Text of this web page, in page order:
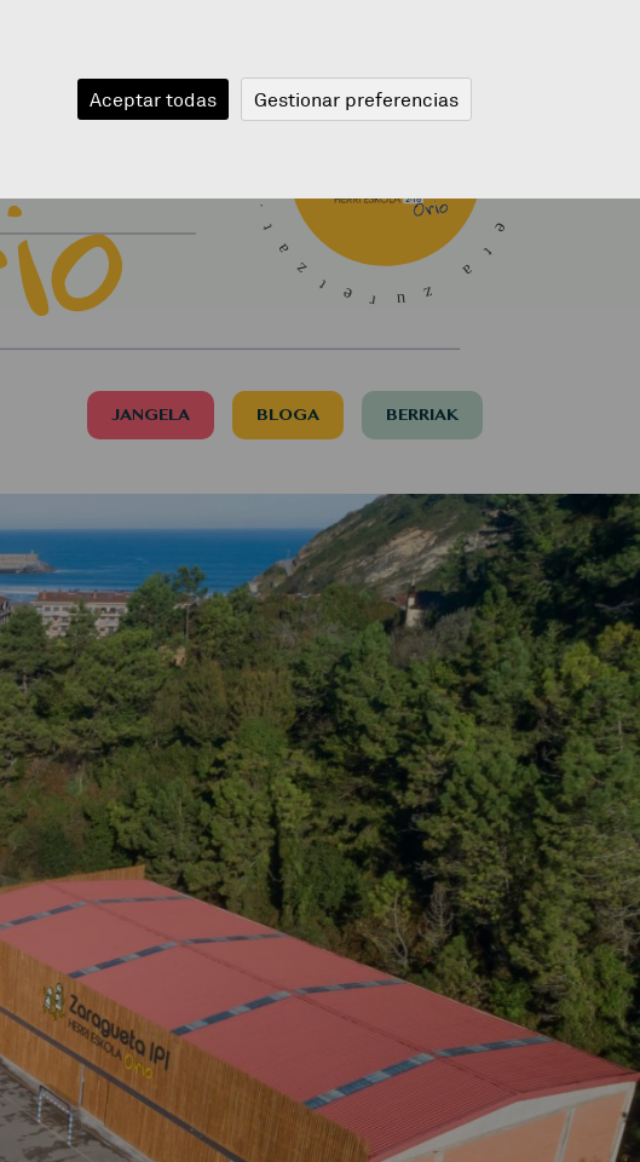
JANGELA BLOGA BERRIAK
Aceptar todas Gestionar preferencias